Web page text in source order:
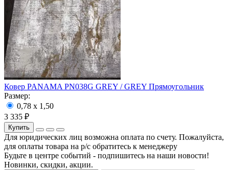
Ковер PANAMA PN038G GREY / GREY Прямоугольник
Размер:
0,78 x 1,50
3 335 ₽
Купить
Для юридических лиц возможна оплата по счету. Пожалуйста,
для оплаты товара на р/с обратитесь к менеджеру
Будьте в центре событий - подпишитесь на наши новости!
Новинки, скидки, акции.